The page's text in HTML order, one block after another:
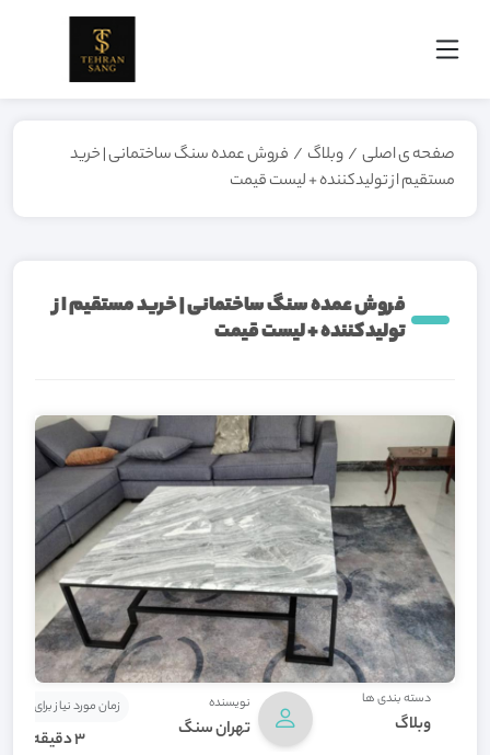
صفحه ی اصلی / وبلاگ / فروش عمده سنگ ساختمانی | خرید
مستقیم از تولیدکننده + لیست قیمت
فروش عمده سنگ ساختمانی | خرید مستقیم از
تولیدکننده + لیست قیمت
دسته بندی ها
وبلاگ
نویسنده
تهران سنگ
زمان مورد نیاز برای
3 دقیقه